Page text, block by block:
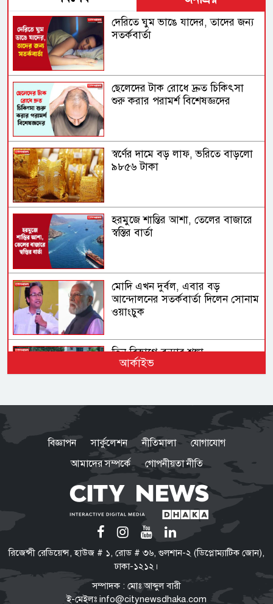
দেরিতে ঘুম ভাঙে যাদের, তাদের জন্য
সতর্কবার্তা
ছেলেদের টাক রোধে দ্রুত চিকিৎসা
শুরু করার পরামর্শ বিশেষজ্ঞদের
স্বর্ণের দামে বড় লাফ, ভরিতে বাড়লো
৯৮৫৬ টাকা
হরমুজে শান্তির আশা, তেলের বাজারে
স্বস্তির বার্তা
মোদি এখন দুর্বল, এবার বড়
আন্দোলনের সতর্কবার্তা দিলেন সোনাম
ওয়াংচুক
তিন বিভাগে বন্যার শঙ্কা
হরমুজ খোলার আশায় বিশ্ববাজারে
কমল তেলের দাম
ফ্যাসিবাদবিরোধী আন্দোলনে
হত্যাকাণ্ডের বিচার হবে স্বচ্ছ-
আর্কাইভ
বিজ্ঞাপন সার্কুলেশন নীতিমালা
যোগাযোগ
আমাদের সম্পর্কে
গোপনীয়তা নীতি
রিজেন্সী রেডিয়েন্স, হাউজ # ১, রোড # ৩৬, গুলশান-২ (ডিপ্লোম্যাটিক জোন),
ঢাকা-১২১২।
সম্পাদক : মোঃ আব্দুল বারী
ই-মেইলঃ info@citynewsdhaka.com